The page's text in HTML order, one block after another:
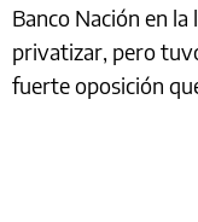
Banco Nación en
privatizar, pero
fuerte oposición